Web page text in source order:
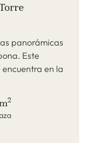
panorámicas
Este
en la
2